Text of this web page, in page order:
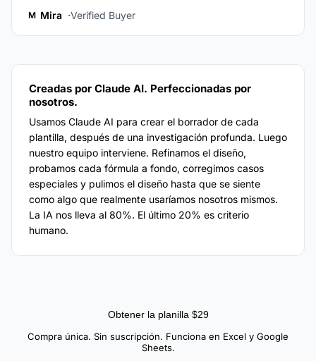
M Mira Verified Buyer
Creadas por Claude AI. Perfeccionadas por
nosotros.
Usamos Claude AI para crear el borrador de cada
plantilla, después de una investigación profunda. Luego
nuestro equipo interviene. Refinamos el diseño,
probamos cada fórmula a fondo, corregimos casos
especiales y pulimos el diseño hasta que se siente
como algo que realmente usaríamos nosotros mismos.
La IA nos lleva al 80%. El último 20% es criterio
humano.
Obtener la planilla $29
Compra única. Sin suscripción. Funciona en Excel y Google
Sheets.